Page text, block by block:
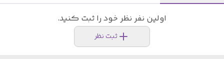
اولین نفر نظر خود را ثبت کنید.
ثبت نظر